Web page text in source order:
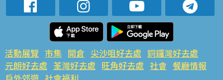
活動展覽 市集 開倉 尖沙咀好去處 銅鑼灣好去處
元朗好去處 荃灣好去處 旺角好去處 社會 餐廳情報